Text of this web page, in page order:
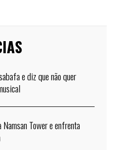
e diz que não quer
Tower e enfrenta